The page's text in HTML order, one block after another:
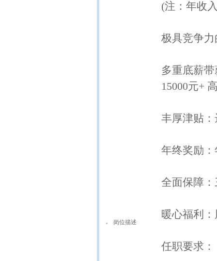
岗位描述
(注：年收
极具竞争
多重底薪
15000元+
丰厚津贴：
年终奖励：
全面保障
暖心福利
任职要求：